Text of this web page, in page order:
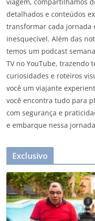
detalhados e conteúdos
transformar cada jornada
inesquecível. Além das
temos um podcast
TV no YouTube, trazendo
curiosidades e roteiros
você um viajante
você encontra tudo para
com segurança e
e embarque nessa
Exclusivo